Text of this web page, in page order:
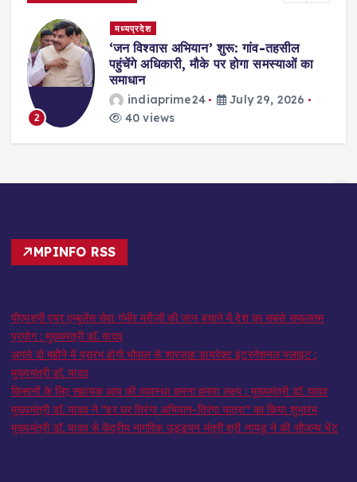
2
मध्यप्रदेश
‘जन विश्वास अभियान’ शुरू: गांव-तहसील
पहुंचेंगे अधिकारी, मौके पर होगा समस्याओं का
समाधान
indiaprime24
July 29, 2026
40 views
MPINFO RSS
पीएमश्री एयर एम्बुलेंस सेवा गंभीर मरीजों की जान बचाने में देश का सबसे सफलतम
प्रयोग : मुख्यमंत्री डॉ. यादव
अगले दो महीने में प्रारंभ होगी भोपाल से शारजाह डायरेक्ट इंटरनेशनल फ्लाइट :
मुख्यमंत्री डॉ. यादव
किसानों के लिए सहायक आय की व्यवस्था करना हमारा लक्ष्य : मुख्यमंत्री डॉ. यादव
मुख्यमंत्री डॉ. यादव ने "हर घर तिरंगा अभियान-तिरंगा यात्रा" का किया शुभारंभ
मुख्यमंत्री डॉ. यादव से केंद्रीय नागरिक उड्डयन मंत्री श्री नायडू ने की सौजन्य भेंट